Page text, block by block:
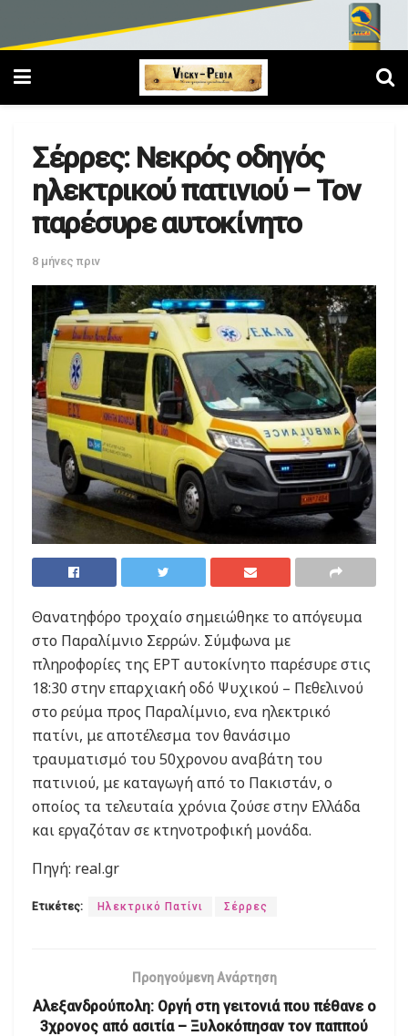
Σέρρες: Νεκρός οδηγός
ηλεκτρικού πατινιού – Τον
παρέσυρε αυτοκίνητο
8 μήνες πριν
Θανατηφόρο τροχαίο σημειώθηκε το απόγευμα
στο Παραλίμνιο Σερρών. Σύμφωνα με
πληροφορίες της ΕΡΤ αυτοκίνητο παρέσυρε στις
18:30 στην επαρχιακή οδό Ψυχικού – Πεθελινού
στο ρεύμα προς Παραλίμνιο, ενα ηλεκτρικό
πατίνι, με αποτέλεσμα τον θανάσιμο
τραυματισμό του 50χρονου αναβάτη του
πατινιού, με καταγωγή από το Πακιστάν, ο
οποίος τα τελευταία χρόνια ζούσε στην Ελλάδα
και εργαζόταν σε κτηνοτροφική μονάδα.
Πηγή: real.gr
Ετικέτες: Ηλεκτρικό Πατίνι Σέρρες
Προηγούμενη Ανάρτηση
Αλεξανδρούπολη: Οργή στη γειτονιά που πέθανε ο
3χρονος από ασιτία – Ξυλοκόπησαν τον παππού